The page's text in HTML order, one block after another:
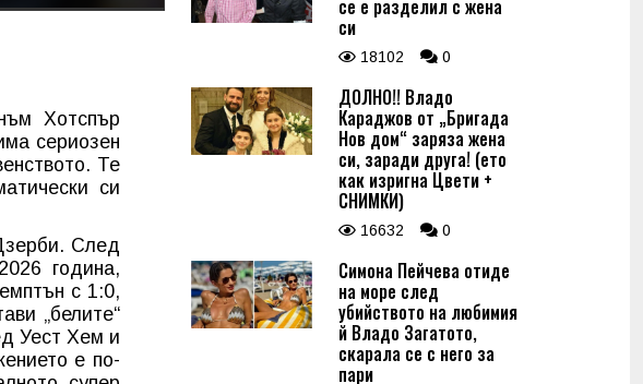
Хотспър
сериозен
Те
си
След
година,
с 1:0,
„белите“
Уест Хем и
е по-
се е разделил с жена
си
18102 0
ДОЛНО!! Владо
Караджов от „Бригада
Нов дом“ заряза жена
си, заради друга! (ето
как изригна Цвети +
СНИМКИ)
16632 0
Симона Пейчева отиде
на море след
убийството на любимия
й Владо Загатото,
скарала се с него за
пари